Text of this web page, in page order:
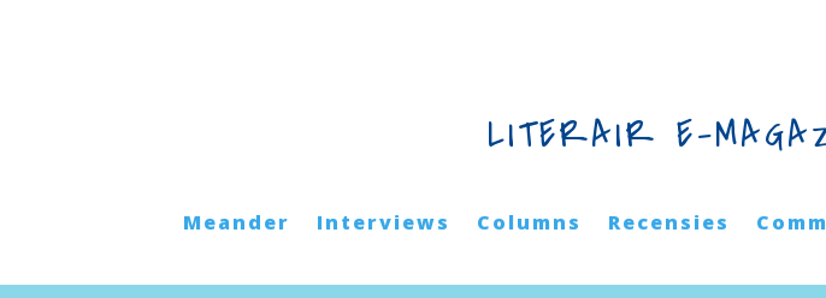
LITERAIR E-
Meander Interviews Columns Recensies